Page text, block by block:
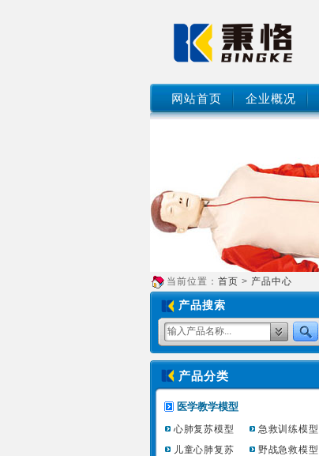
网站首页 企业概况
当前位置： 首页 > 产品中心
产品搜索
产品分类
医学教学模型
心肺复苏模型
急救训练模型
儿童心肺复苏
野战急救模型